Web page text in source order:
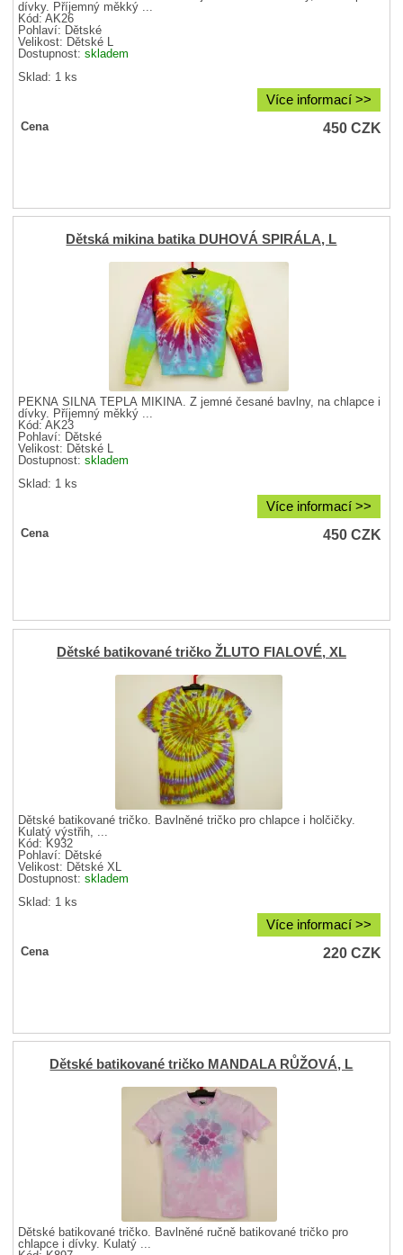
dívky. Příjemný měkký ...
Kód: AK26
Pohlaví: Dětské
Velikost: Dětské L
Dostupnost:skladem
Sklad: 1 ks
Více informací >>
Cena 450CZK
Dětská mikina batika DUHOVÁ SPIRÁLA, L
PĚKNÁ SILNÁ TEPLÁ MIKINA. Z jemné česané bavlny, na chlapce i
dívky. Příjemný měkký ...
Kód: AK23
Pohlaví: Dětské
Velikost: Dětské L
Dostupnost:skladem
Sklad: 1 ks
Více informací >>
Cena 450CZK
Dětské batikované tričko ŽLUTO FIALOVÉ, XL
Dětské batikované tričko. Bavlněné tričko pro chlapce i holčičky.
Kulatý výstřih, ...
Kód: K932
Pohlaví: Dětské
Velikost: Dětské XL
Dostupnost:skladem
Sklad: 1 ks
Více informací >>
Cena 220CZK
Dětské batikované tričko MANDALA RŮŽOVÁ, L
Dětské batikované tričko. Bavlněné ručně batikované tričko pro
chlapce i dívky. Kulatý ...